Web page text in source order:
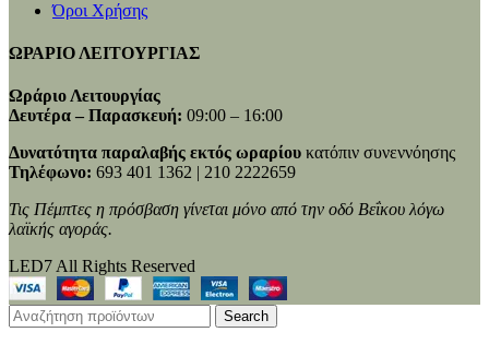
Όροι Χρήσης
ΩΡΑΡΙΟ ΛΕΙΤΟΥΡΓΙΑΣ
Ωράριο Λειτουργίας
Δευτέρα – Παρασκευή: 09:00 – 16:00
Δυνατότητα παραλαβής εκτός ωραρίου κατόπιν συνεννόησης
Τηλέφωνο: 693 401 1362 | 210 2222659
Τις Πέμπτες η πρόσβαση γίνεται μόνο από την οδό Βεΐκου λόγω
λαϊκής αγοράς.
LED7 All Rights Reserved
Search